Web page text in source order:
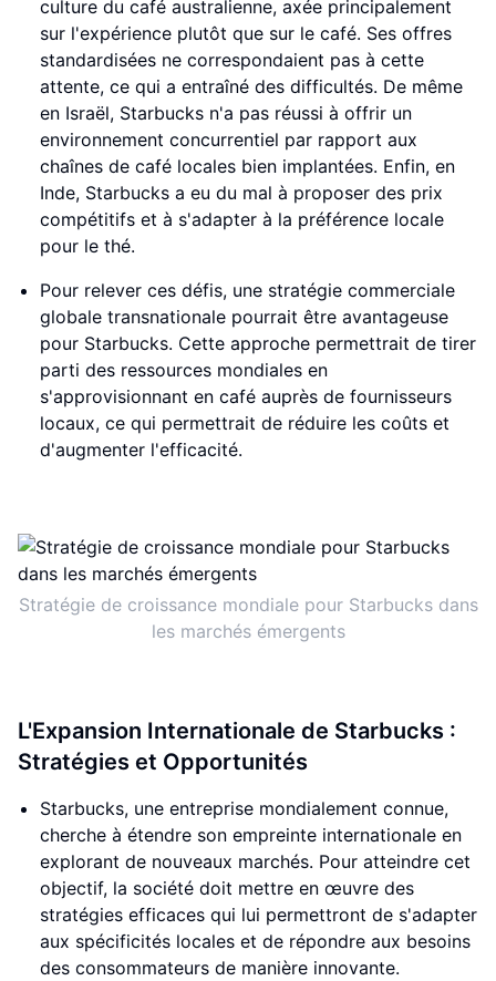
culture du café australienne, axée principalement
sur l'expérience plutôt que sur le café. Ses offres
standardisées ne correspondaient pas à cette
attente, ce qui a entraîné des difficultés. De même
en Israël, Starbucks n'a pas réussi à offrir un
environnement concurrentiel par rapport aux
chaînes de café locales bien implantées. Enfin, en
Inde, Starbucks a eu du mal à proposer des prix
compétitifs et à s'adapter à la préférence locale
pour le thé.
Pour relever ces défis, une stratégie commerciale
globale transnationale pourrait être avantageuse
pour Starbucks. Cette approche permettrait de tirer
parti des ressources mondiales en
s'approvisionnant en café auprès de fournisseurs
locaux, ce qui permettrait de réduire les coûts et
d'augmenter l'efficacité.
Stratégie de croissance mondiale pour Starbucks dans
les marchés émergents
L'Expansion Internationale de Starbucks :
Stratégies et Opportunités
Starbucks, une entreprise mondialement connue,
cherche à étendre son empreinte internationale en
explorant de nouveaux marchés. Pour atteindre cet
objectif, la société doit mettre en œuvre des
stratégies efficaces qui lui permettront de s'adapter
aux spécificités locales et de répondre aux besoins
des consommateurs de manière innovante.